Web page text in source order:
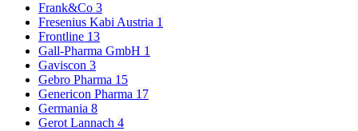
Frank&Co 3
Fresenius Kabi Austria 1
Frontline 13
Gall-Pharma GmbH 1
Gaviscon 3
Gebro Pharma 15
Genericon Pharma 17
Germania 8
Gerot Lannach 4